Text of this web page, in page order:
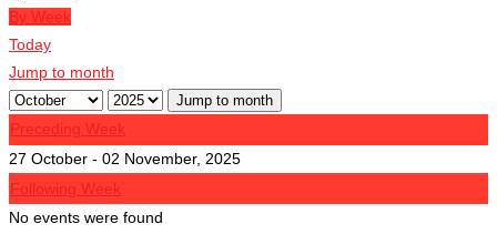
By Week
Today
Jump to month
Jump to month
Preceding Week
27 October - 02 November, 2025
Following Week
No events were found